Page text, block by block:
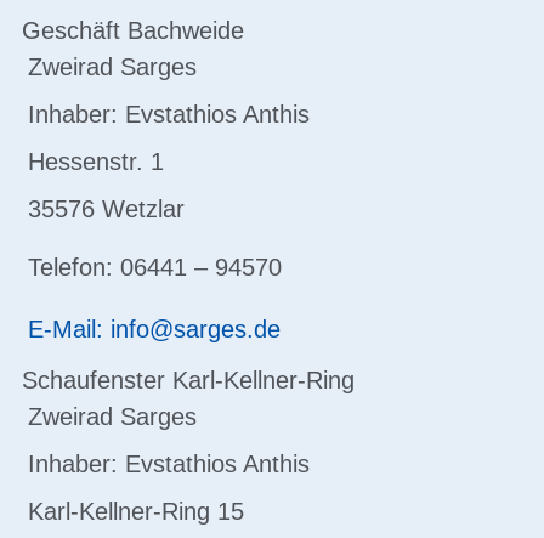
Geschäft Bachweide
Zweirad Sarges
Inhaber: Evstathios Anthis
Hessenstr. 1
35576 Wetzlar
Telefon: 06441 – 94570
E-Mail: info@sarges.de
Schaufenster Karl-Kellner-Ring
Zweirad Sarges
Inhaber: Evstathios Anthis
Karl-Kellner-Ring 15